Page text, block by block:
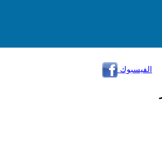
الفيسبوك